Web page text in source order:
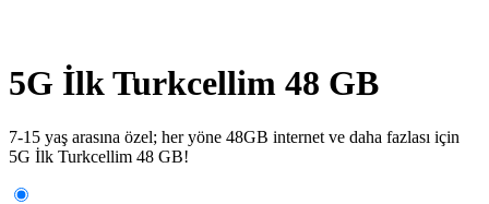
5G İlk Turkcellim 48 GB
7-15 yaş arasına özel; her yöne 48GB internet ve daha fazlası için
5G İlk Turkcellim 48 GB!